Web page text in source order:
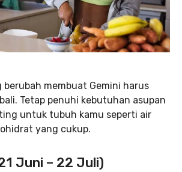
berubah membuat Gemini harus
Tetap penuhi kebutuhan asupan
untuk tubuh kamu seperti air
yang cukup.
Juni – 22 Juli)